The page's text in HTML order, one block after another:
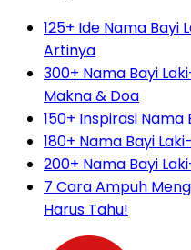
125+ Ide Nama Bayi
Artinya
300+ Nama Bayi
Makna & Doa
150+ Inspirasi Nama
180+ Nama Bayi
200+ Nama Bayi
7 Cara Ampuh
Harus Tahu!